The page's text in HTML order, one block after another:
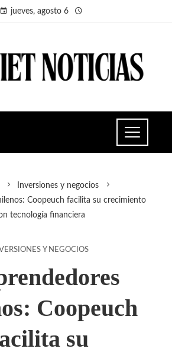
jueves, agosto 6
Inversiones y negocios
Coopeuch facilita su crecimiento
tecnología financiera
Y NEGOCIOS
Coopeuch
su